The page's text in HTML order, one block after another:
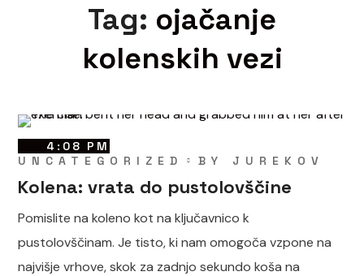
Tag: ojačanje
kolenskih vezi
4:08 PM
UNCATEGORIZED
BY JUREKOV
Kolena: vrata do pustolovščine
Pomislite na koleno kot na ključavnico k
pustolovščinam. Je tisto, ki nam omogoča vzpone na
najvišje vrhove, skok za zadnjo sekundo koša na